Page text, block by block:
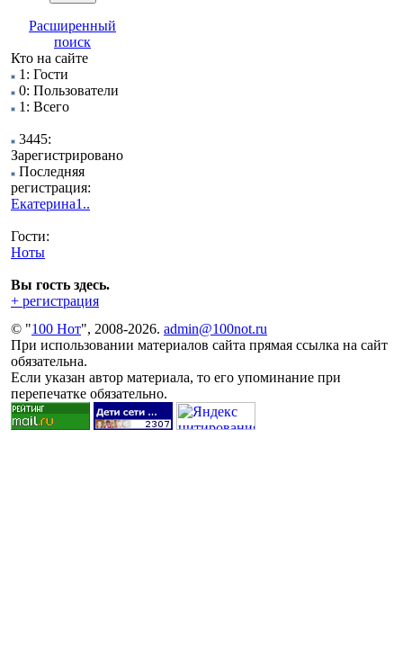
Расширенный
поиск
Кто на сайте
1: Гости
0: Пользователи
1: Всего
3445:
Зарегистрировано
Последняя
регистрация:
Екатерина1..
Гости:
Ноты
Вы гость здесь.
+ регистрация
© "100 Нот", 2008-2026. admin@100not.ru
При использовании материалов сайта прямая ссылка на сайт
обязательна.
Если указан автор материала, то его упоминание при
перепечатке обязательно.